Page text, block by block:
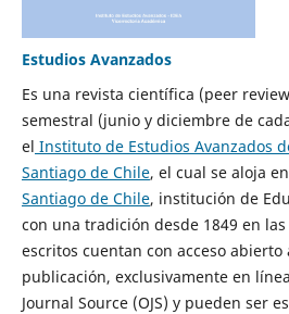
Estudios Avanzados
Es una revista científica (peer
semestral (junio y diciembre de
el Instituto de Estudios Avanzados
Santiago de Chile, el cual se aloja
Santiago de Chile, institución de
con una tradición desde 1849 en
escritos cuentan con acceso
publicación, exclusivamente en
Journal Source (OJS) y pueden ser